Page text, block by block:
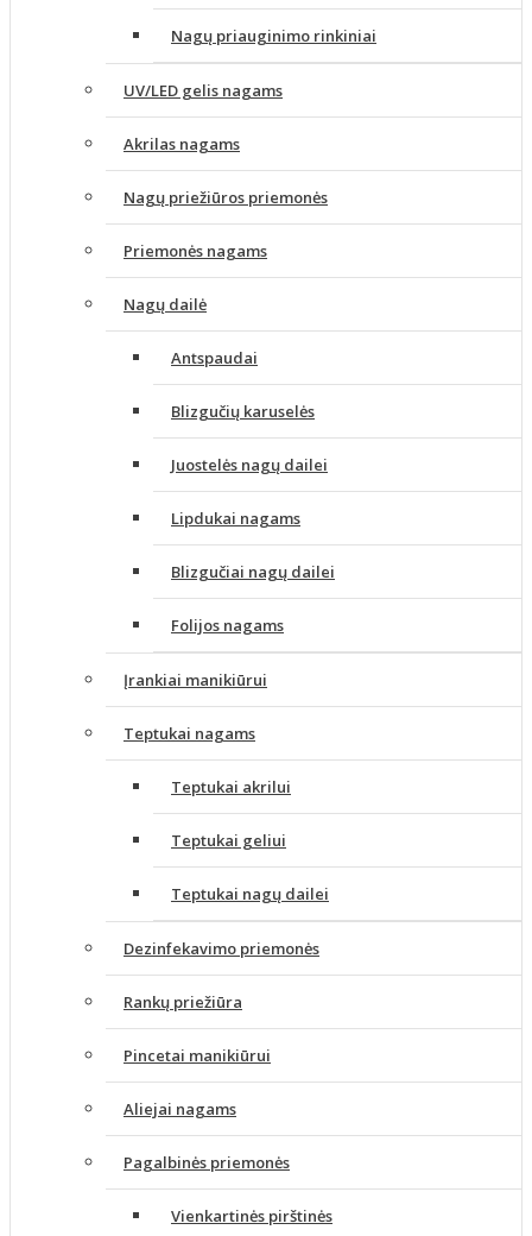
Nagų priauginimo rinkiniai
UV/LED gelis nagams
Akrilas nagams
Nagų priežiūros priemonės
Priemonės nagams
Nagų dailė
Antspaudai
Blizgučių karuselės
Juostelės nagų dailei
Lipdukai nagams
Blizgučiai nagų dailei
Folijos nagams
Įrankiai manikiūrui
Teptukai nagams
Teptukai akrilui
Teptukai geliui
Teptukai nagų dailei
Dezinfekavimo priemonės
Rankų priežiūra
Pincetai manikiūrui
Aliejai nagams
Pagalbinės priemonės
Vienkartinės pirštinės